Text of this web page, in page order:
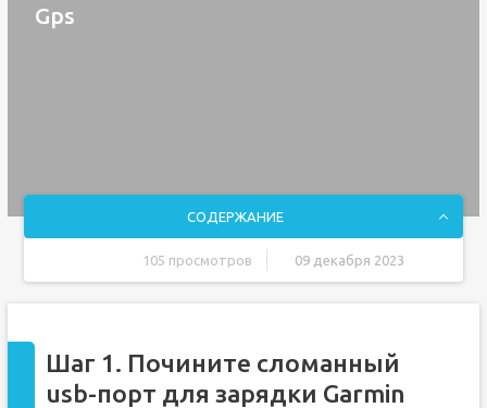
Gps
СОДЕРЖАНИЕ
105 просмотров 09 декабря 2023
Шаг 3
Шаг 4
Шаг 1. Почините сломанный
usb-порт для зарядки Garmin